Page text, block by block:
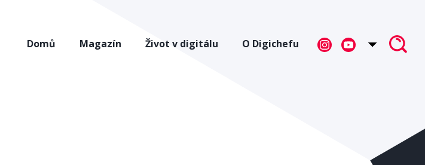
Domů Magazín Život v digitálu O Digichefu